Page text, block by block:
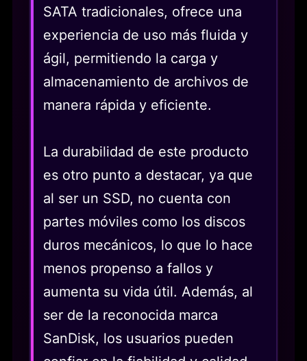
SATA tradicionales, ofrece una
experiencia de uso más fluida y
ágil, permitiendo la carga y
almacenamiento de archivos de
manera rápida y eficiente.
La durabilidad de este producto
es otro punto a destacar, ya que
al ser un SSD, no cuenta con
partes móviles como los discos
duros mecánicos, lo que lo hace
menos propenso a fallos y
aumenta su vida útil. Además, al
ser de la reconocida marca
SanDisk, los usuarios pueden